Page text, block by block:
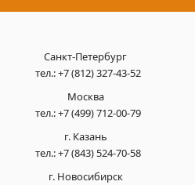
Санкт-Петербург
тел.:+7 (812) 327-43-52
Москва
тел.:+7 (499) 712-00-79
г. Казань
тел.:+7 (843) 524-70-58
г. Новосибирск